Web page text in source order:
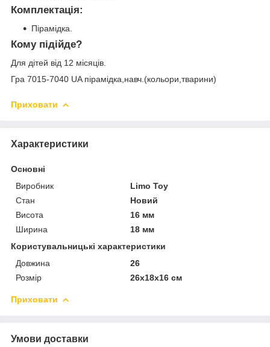
Комплектація:
Пірамідка.
Кому підійде?
Для дітей від 12 місяців.
Гра 7015-7040 UA пірамідка,навч.(кольори,тварини)
Приховати
Характеристики
Основні
Виробник
Limo Toy
Стан
Новий
Висота
16 мм
Ширина
18 мм
Користувальницькі характеристики
Довжина
26
Розмір
26x18x16 см
Приховати
Умови доставки